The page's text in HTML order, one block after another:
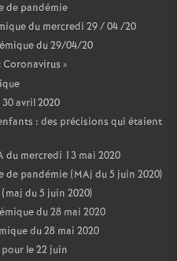
de pandémie
du mercredi 29 / 04 /20
du 29/04/20
Coronavirus »
avril 2020
: des précisions qui étaient
du mercredi 13 mai 2020
pandémie (MAj du 5 juin 2020)
du 5 juin 2020)
du 28 mai 2020
du 28 mai 2020
le 22 juin